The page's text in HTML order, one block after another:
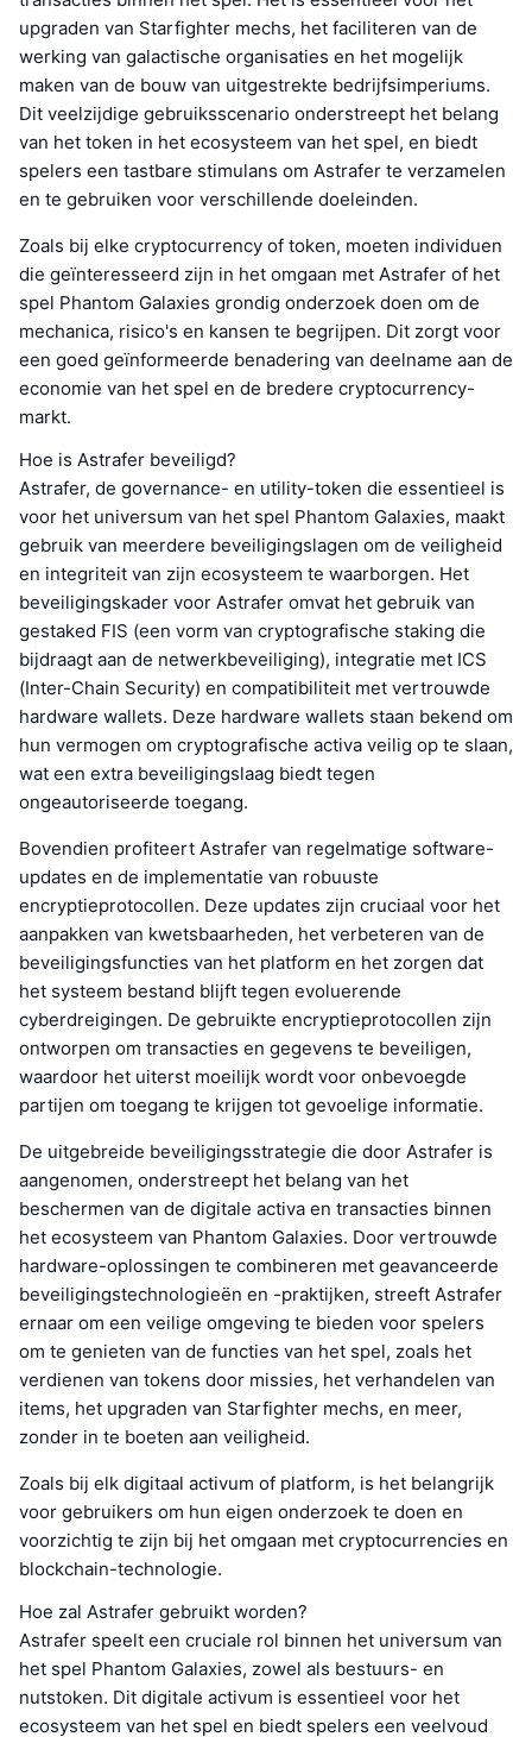
upgraden van Starfighter mechs, het faciliteren van de
werking van galactische organisaties en het mogelijk
maken van de bouw van uitgestrekte bedrijfsimperiums.
Dit veelzijdige gebruiksscenario onderstreept het belang
van het token in het ecosysteem van het spel, en biedt
spelers een tastbare stimulans om Astrafer te verzamelen
en te gebruiken voor verschillende doeleinden.
Zoals bij elke cryptocurrency of token, moeten individuen
die geïnteresseerd zijn in het omgaan met Astrafer of het
spel Phantom Galaxies grondig onderzoek doen om de
mechanica, risico's en kansen te begrijpen. Dit zorgt voor
een goed geïnformeerde benadering van deelname aan de
economie van het spel en de bredere cryptocurrency-
markt.
Hoe is Astrafer beveiligd?
Astrafer, de governance- en utility-token die essentieel is
voor het universum van het spel Phantom Galaxies, maakt
gebruik van meerdere beveiligingslagen om de veiligheid
en integriteit van zijn ecosysteem te waarborgen. Het
beveiligingskader voor Astrafer omvat het gebruik van
gestaked FIS (een vorm van cryptografische staking die
bijdraagt aan de netwerkbeveiliging), integratie met ICS
(Inter-Chain Security) en compatibiliteit met vertrouwde
hardware wallets. Deze hardware wallets staan bekend om
hun vermogen om cryptografische activa veilig op te slaan,
wat een extra beveiligingslaag biedt tegen
ongeautoriseerde toegang.
Bovendien profiteert Astrafer van regelmatige software-
updates en de implementatie van robuuste
encryptieprotocollen. Deze updates zijn cruciaal voor het
aanpakken van kwetsbaarheden, het verbeteren van de
beveiligingsfuncties van het platform en het zorgen dat
het systeem bestand blijft tegen evoluerende
cyberdreigingen. De gebruikte encryptieprotocollen zijn
ontworpen om transacties en gegevens te beveiligen,
waardoor het uiterst moeilijk wordt voor onbevoegde
partijen om toegang te krijgen tot gevoelige informatie.
De uitgebreide beveiligingsstrategie die door Astrafer is
aangenomen, onderstreept het belang van het
beschermen van de digitale activa en transacties binnen
het ecosysteem van Phantom Galaxies. Door vertrouwde
hardware-oplossingen te combineren met geavanceerde
beveiligingstechnologieën en -praktijken, streeft Astrafer
ernaar om een veilige omgeving te bieden voor spelers
om te genieten van de functies van het spel, zoals het
verdienen van tokens door missies, het verhandelen van
items, het upgraden van Starfighter mechs, en meer,
zonder in te boeten aan veiligheid.
Zoals bij elk digitaal activum of platform, is het belangrijk
voor gebruikers om hun eigen onderzoek te doen en
voorzichtig te zijn bij het omgaan met cryptocurrencies en
blockchain-technologie.
Hoe zal Astrafer gebruikt worden?
Astrafer speelt een cruciale rol binnen het universum van
het spel Phantom Galaxies, zowel als bestuurs- en
nutstoken. Dit digitale activum is essentieel voor het
ecosysteem van het spel en biedt spelers een veelvoud